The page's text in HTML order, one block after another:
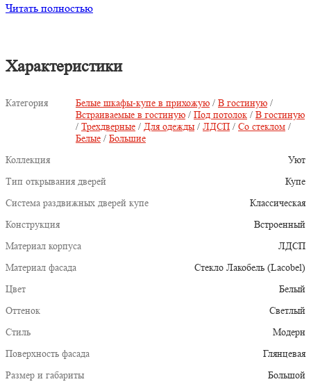
Читать полностью
Характеристики
Категория Белые шкафы-купе в прихожую / В гостиную /
Встраиваемые в гостиную / Под потолок / В гостиную
/ Трехдверные / Для одежды / ЛДСП / Со стеклом /
Белые / Большие
Коллекция
Уют
Тип открывания дверей
Купе
Система раздвижных дверей купе
Классическая
Конструкция
Встроенный
Материал корпуса
ЛДСП
Материал фасада
Стекло Лакобель (Lacobel)
Цвет
Белый
Оттенок
Светлый
Стиль
Модерн
Поверхность фасада
Глянцевая
Размер и габариты
Большой